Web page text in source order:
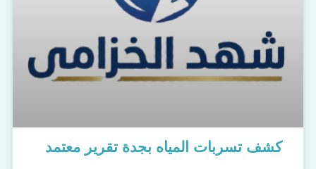
كشف تسربات المياه بجدة تقرير معتمد